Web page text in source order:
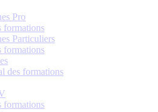
Pro
formations
Particuliers
formations
des formations
formations